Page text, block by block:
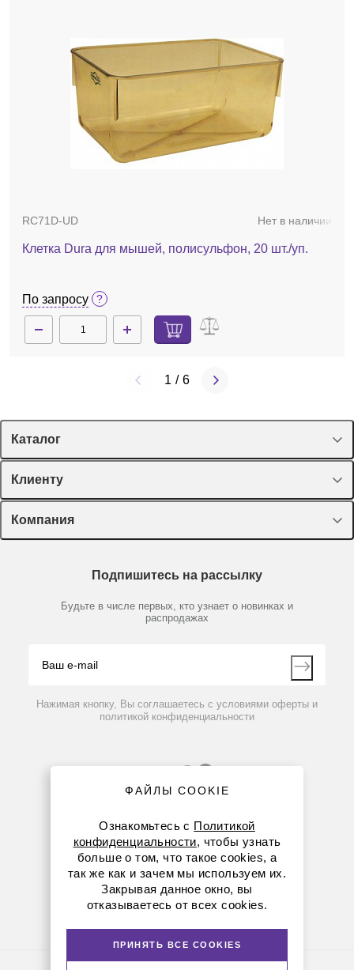
Нет в наличии
Подвеска, пристегивающаяся сверху
CH35HCT-ST Нет в наличии
RC71D-UD Нет в наличии
Клетка Dura для мышей, полисульфон, 20 шт./уп.
По запросу
1 / 6
Каталог
Спецпредложения
Оборудование, приборы
Пластик, стекло, принадлежности
Химические реактивы, препараты, наборы
Производители
Клиенту
Лекторий Диаэм
Доставка и оплата
Мобильное приложение
Компания
Партнеры
Контакты
Подпишитесь на рассылку
Будьте в числе первых, кто узнает о новинках и
распродажах
Нажимая кнопку, Вы соглашаетесь с условиями оферты и
политикой конфиденциальности
8 (800) 234-05-08
8-863-303-55-00
ФАЙЛЫ COOKIE
Ознакомьтесь с Политикой
конфиденциальности, чтобы узнать
больше о том, что такое cookies, а
так же как и зачем мы используем их.
Закрывая данное окно, вы
отказываетесь от всех cookies.
ПРИНЯТЬ ВСЕ COOKIES